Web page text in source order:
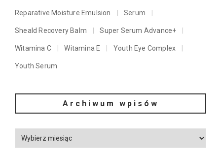
Reparative Moisture Emulsion Serum
Sheald Recovery Balm Super Serum Advance+
Witamina C Witamina E Youth Eye Complex
Youth Serum
Archiwum wpisów